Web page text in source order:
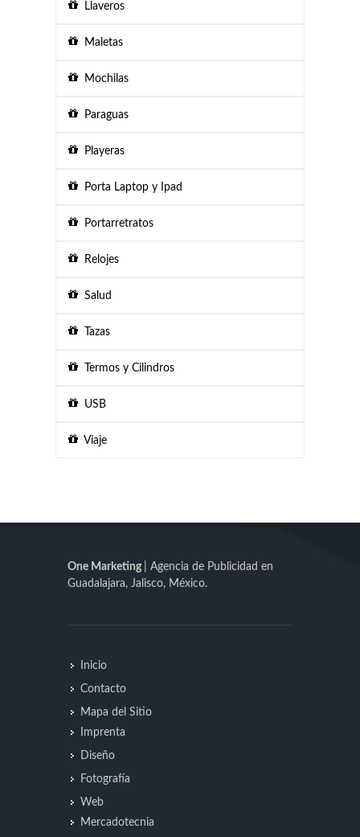
Llaveros
Maletas
Mochilas
Paraguas
Playeras
Porta Laptop y Ipad
Portarretratos
Relojes
Salud
Tazas
Termos y Cilindros
USB
Viaje
One Marketing
| Agencia de Publicidad en
Guadalajara, Jalisco, México.
Inicio
Contacto
Mapa del Sitio
Imprenta
Diseño
Fotografía
Web
Mercadotecnia